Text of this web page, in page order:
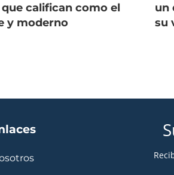
califican como el
y moderno
un
su